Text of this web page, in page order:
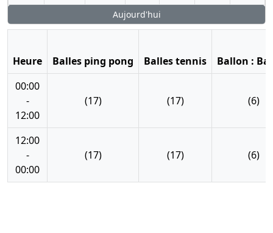
Aujourd'hui
Heure Balles ping pong Balles tennis
Ballon :
00:00
-
12:00
(17) (17) (6)
12:00
-
00:00
(17) (17) (6)